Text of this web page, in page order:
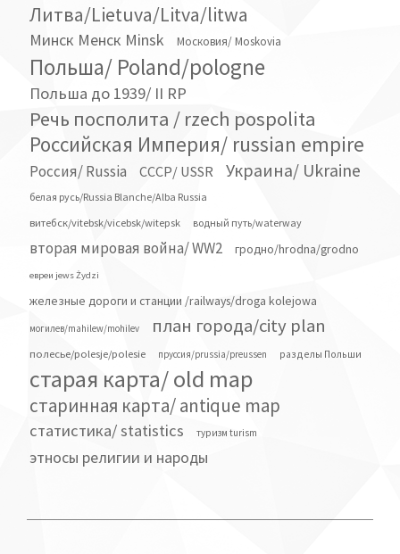
Литва/Lietuva/Litva/litwa
Минск Менск Minsk Московия/ Moskovia
Польша/ Poland/pologne
Польша до 1939/ II RP
Речь посполита / rzech pospolita
Российская Империя/ russian empire
Россия/ Russia СССР/ USSR Украина/ Ukraine
белая русь/Russia Blanche/Alba Russia
витебск/vitebsk/vicebsk/witepsk
водный путь/waterway
вторая мировая война/ WW2 гродно/hrodna/grodno
евреи jews Żydzi
железные дороги и станции /railways/droga kolejowa
могилев/mahilew/mohilev план города/city plan
полесье/polesje/polesie пруссия/prussia/preussen разделы Польши
старая карта/ old map
старинная карта/ antique map
статистика/ statistics туризм turism
этносы религии и народы